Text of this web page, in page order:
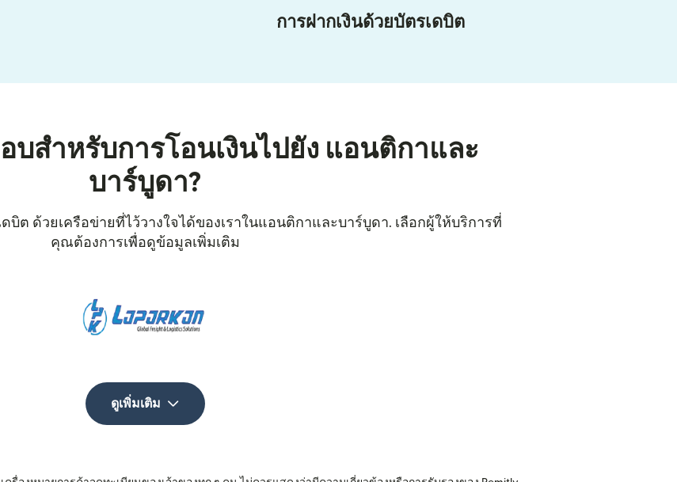
การฝากเงินด้วยบัตรเดบิต
บสำหรับการโอนเงินไปยัง แอนติกาและ
บาร์บูดา?
บิต ด้วยเครือข่ายที่ไว้วางใจได้ของเราในแอนติกาและบาร์บูดา. เลือกผู้ให้บริการที่
คุณต้องการเพื่อดูข้อมูลเพิ่มเติม
ดูเพิ่มเติม